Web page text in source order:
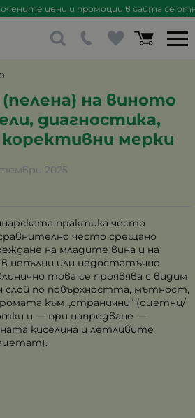
цени и промоции в сайта се
на виното
диагностика,
мерки
2025
практика често
често срещано
на младите вина и на
непълни или недостатъчно
това се проявява с видим
слой по повърхността, мътност,
към „странични“ (оцетни/
и — при напредване —
киселина и летливите